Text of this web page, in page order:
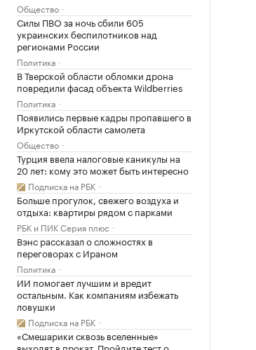
Общество
Силы ПВО за ночь сбили 605
украинских беспилотников над
регионами России
Политика
В Тверской области обломки дрона
повредили фасад объекта Wildberries
Политика
Появились первые кадры пропавшего в
Иркутской области самолета
Общество
Турция ввела налоговые каникулы на
20 лет: кому это может быть интересно
Подписка на РБК
Больше прогулок, свежего воздуха и
отдыха: квартиры рядом с парками
РБК и ПИК Серия плюс
Вэнс рассказал о сложностях в
переговорах с Ираном
Политика
ИИ помогает лучшим и вредит
остальным. Как компаниям избежать
ловушки
Подписка на РБК
«Смешарики сквозь вселенные»
выходят в прокат. Пройдите тест о